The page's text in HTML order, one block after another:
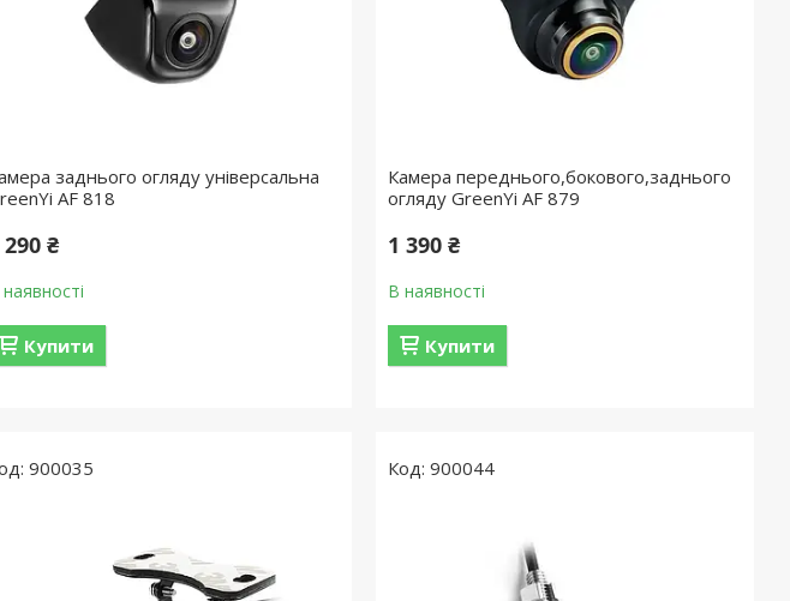
заднього огляду універсальна
AF 818
290 ₴
Купити
Камера переднього,бокового,заднього
огляду GreenYi AF 879
1 390 ₴
В наявності
Купити
900035 900044